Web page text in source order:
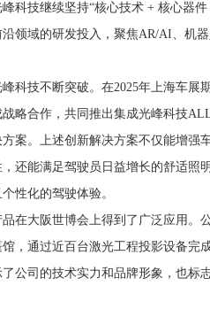
技继续坚持“核心技术 + 核心器件
领域的研发投入，聚焦AR/AI、机
技不断突破。在2025年上海车展
略合作，共同推出集成光峰科技
案。上述创新解决方案不仅能增强
还能满足驾驶员日益增长的舒适照
性化的驾驶体验。
大阪世博会上得到了广泛应用。
，通过近百台激光工程投影设备完
公司的技术实力和品牌形象，也标